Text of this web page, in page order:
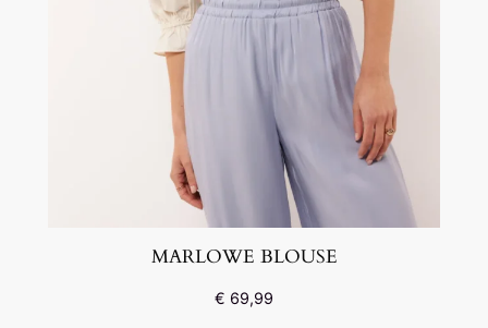
MARLOWE BLOUSE
€ 69,99